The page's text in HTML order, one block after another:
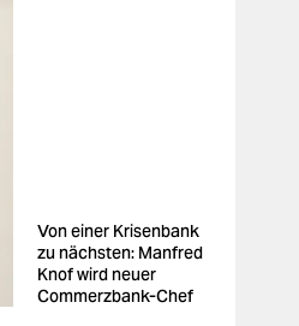
Von einer Krisenbank
zu nächsten: Manfred
Knof wird neuer
Commerzbank-Chef